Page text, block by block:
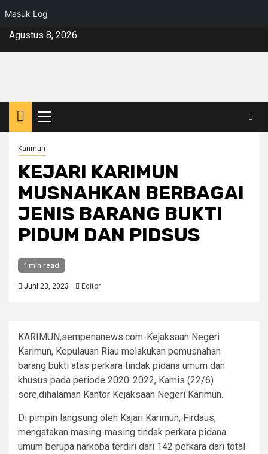
Masuk Log
SkipAgustus 8, 2026
Primary
Menu
Karimun
KEJARI KARIMUN
MUSNAHKAN BERBAGAI
JENIS BARANG BUKTI
PIDUM DAN PIDSUS
1 min read
Juni 23, 2023 Editor
KARIMUN,sempenanews.com-Kejaksaan Negeri
Karimun, Kepulauan Riau melakukan pemusnahan
barang bukti atas perkara tindak pidana umum dan
khusus pada periode 2020-2022, Kamis (22/6)
sore,dihalaman Kantor Kejaksaan Negeri Karimun.
Di pimpin langsung oleh Kajari Karimun, Firdaus,
mengatakan masing-masing tindak perkara pidana
umum berupa narkoba terdiri dari 142 perkara dari total